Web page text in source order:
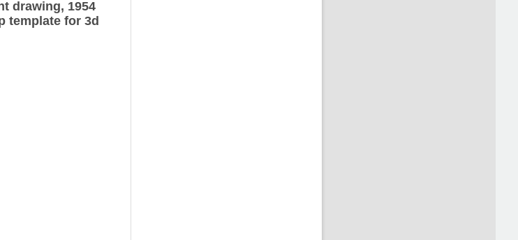
drawing, 1954
template for 3d